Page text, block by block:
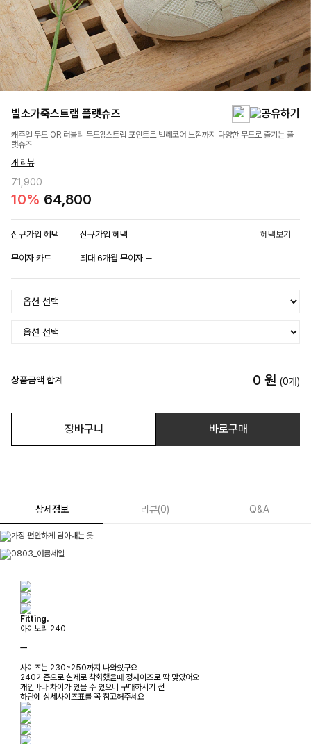
빌소가죽스트랩 플랫슈즈
캐주얼 무드 OR 러블리 무드?!스트랩 포인트로 발레코어 느낌까지 다양한 무드로 즐기는 플
랫슈즈-
개 리뷰
71,900
10% 64,800
신규가입 혜택 신규가입 혜택 혜택보기
무이자 카드 최대 6개월 무이자
상품금액 합계 0 원 (0개)
장바구니 바로구매
상세정보 리뷰(0) Q&A
Fitting.
아이보리 240
ㅡ
사이즈는 230~250까지 나와있구요
240기준으로 실제로 착화했을때 정사이즈로 딱 맞았어요
개인마다 차이가 있을 수 있으니 구매하시기 전
하단에 상세사이즈표를 꼭 참고해주세요